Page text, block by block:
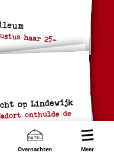
Overnachten Wonen
Meer
haar 25-
op Lindewijk
onthulde de
met een
trots' van de